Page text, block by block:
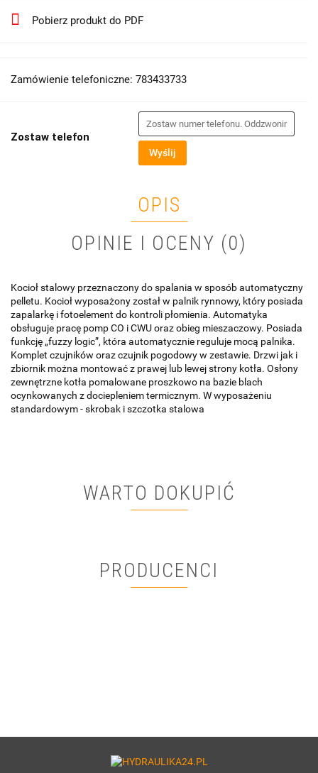
Pobierz produkt do PDF
Zamówienie telefoniczne: 783433733
Zostaw telefon
Wyślij
OPIS
OPINIE I OCENY (0)
Kocioł stalowy przeznaczony do spalania w sposób automatyczny
pelletu. Kocioł wyposażony został w palnik rynnowy, który posiada
zapalarkę i fotoelement do kontroli płomienia. Automatyka
obsługuje pracę pomp CO i CWU oraz obieg mieszaczowy. Posiada
funkcję „fuzzy logic”, która automatycznie reguluje mocą palnika.
Komplet czujników oraz czujnik pogodowy w zestawie. Drzwi jak i
zbiornik można montować z prawej lub lewej strony kotła. Osłony
zewnętrzne kotła pomalowane proszkowo na bazie blach
ocynkowanych z dociepleniem termicznym. W wyposażeniu
standardowym - skrobak i szczotka stalowa
WARTO DOKUPIĆ
PRODUCENCI